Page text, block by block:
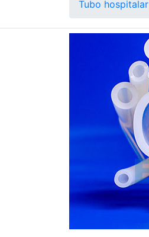
Tubo hospitalar